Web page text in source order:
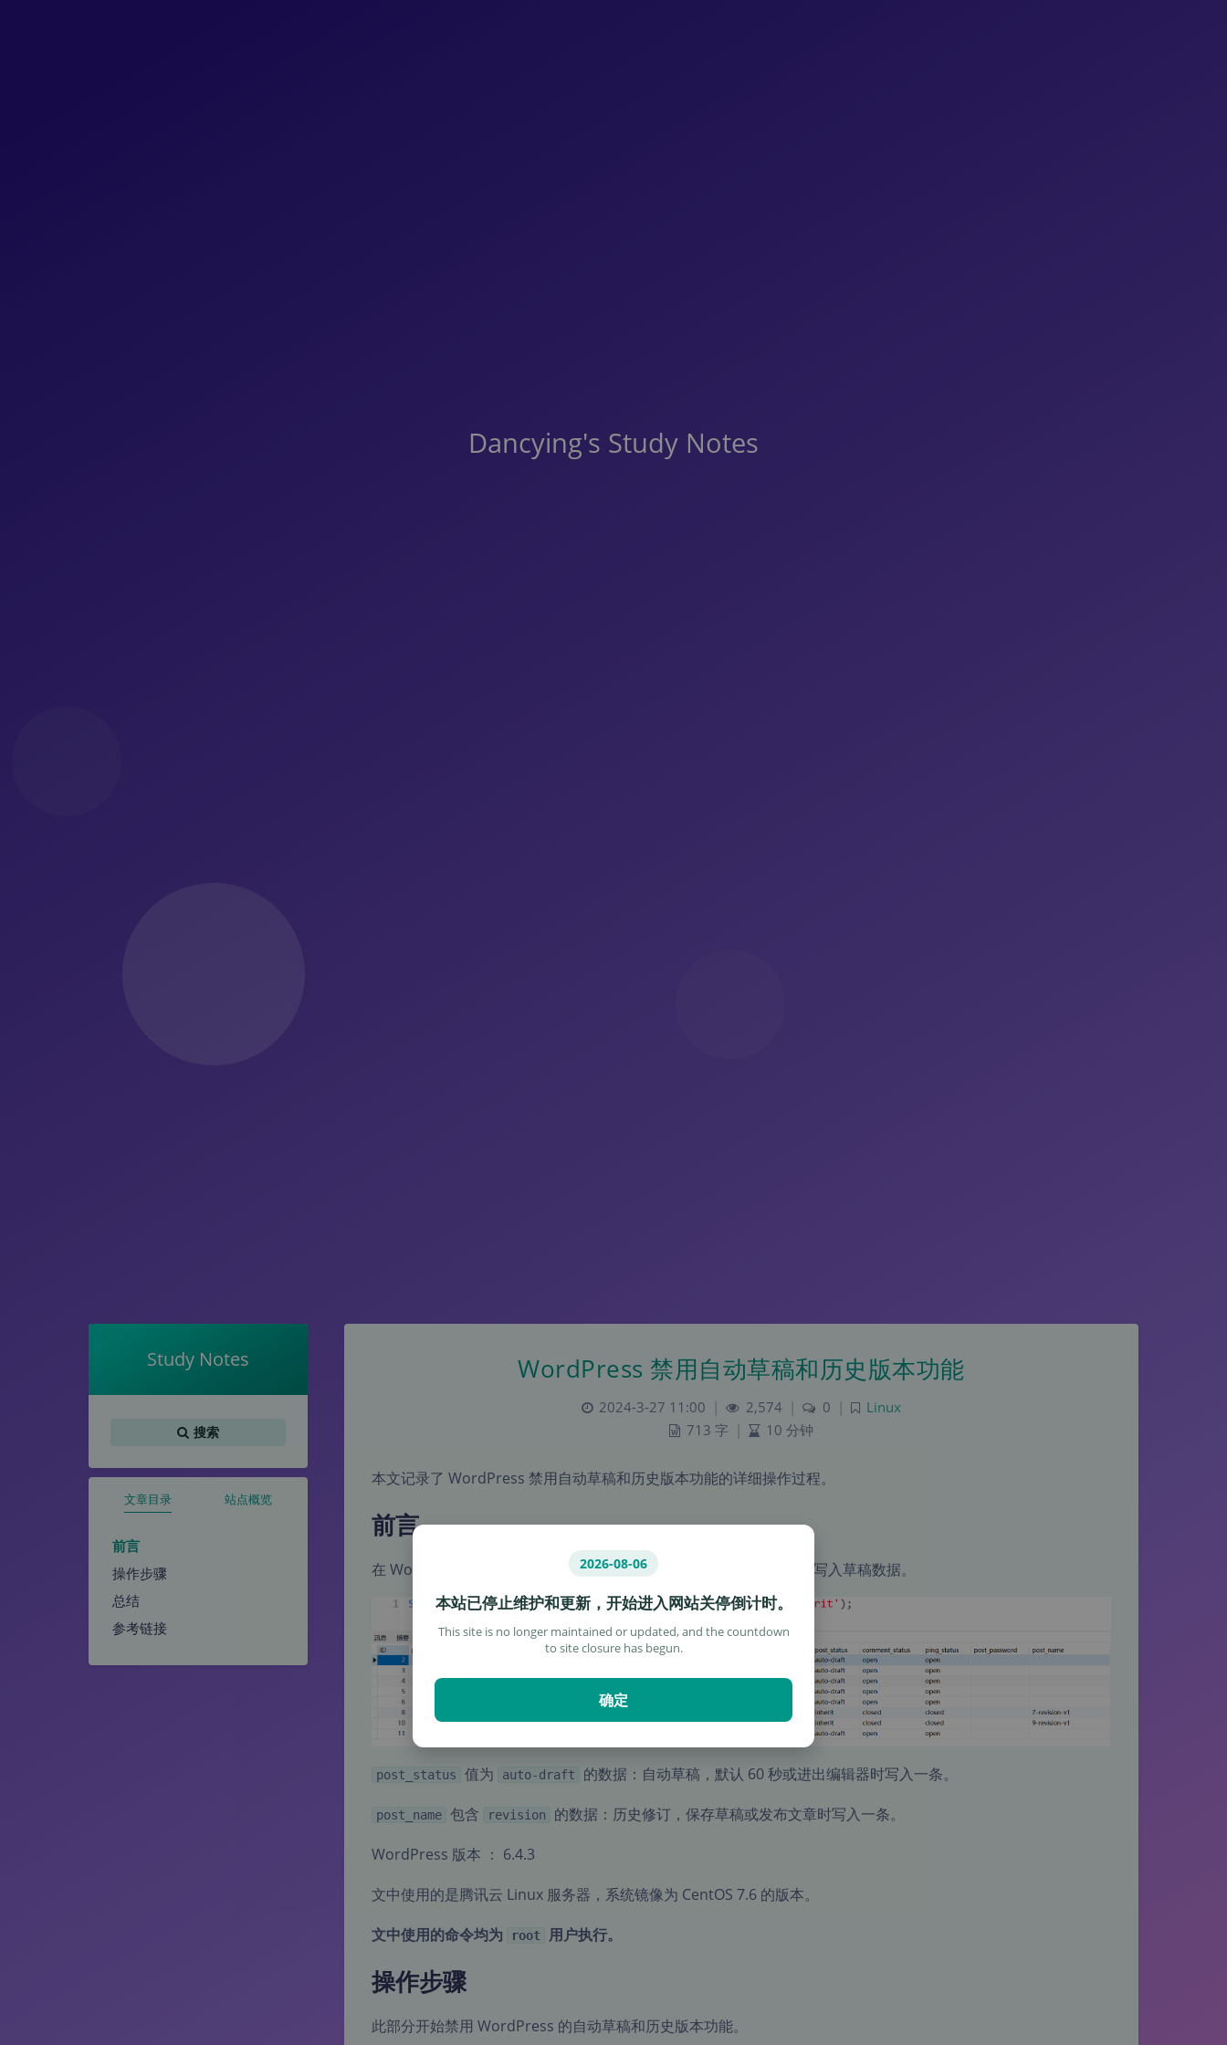
Dancying's Study Notes
Study Notes
搜索
文章目录 站点概览
前言
操作步骤
总结
参考链接
WordPress 禁用自动草稿和历史版本功能
2024-3-27 11:00 | 2,574 | 0 |
Linux
713 字
| 10 分钟
本文记录了 WordPress 禁用自动草稿和历史版本功能的详细操作过程。
前言
在 WordPress 站点后台编写文章时，WordPress 会频繁的向数据库写入草稿数据。
post_status 值为 auto-draft 的数据：自动草稿，默认 60 秒或进出编辑器时写入一条。
post_name 包含 revision
的数据：历史修订，保存草稿或发布文章时写入一条。
WordPress 版本 ： 6.4.3
文中使用的是腾讯云 Linux 服务器，系统镜像为 CentOS 7.6 的版本。
文中使用的命令均为
root 用户执行。
操作步骤
此部分开始禁用 WordPress 的自动草稿和历史版本功能。
2026-08-06
本站已停止维护和更新，开始进入网站关停倒计时。
This site is no longer maintained or updated, and the countdown
to site closure has begun.
确定